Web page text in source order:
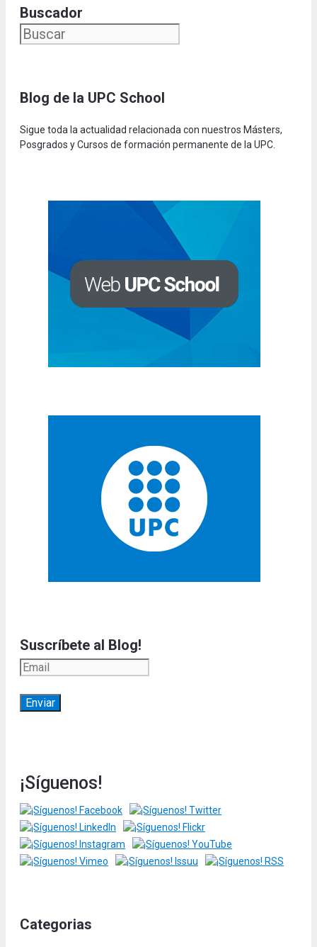
Buscador
Blog de la UPC School
Sigue toda la actualidad relacionada con nuestros Másters,
Posgrados y Cursos de formación permanente de la UPC.
Suscríbete al Blog!
¡Síguenos!
Categorias